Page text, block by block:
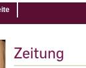
Zeitung